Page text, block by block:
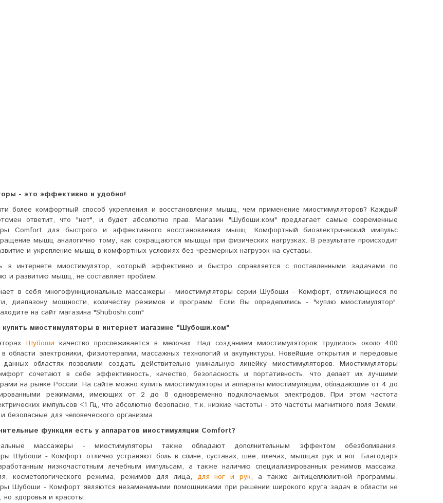
- это эффективно и удобно!
более комфортный способ укрепления и восстановления мышц, чем применение миостимуляторов? Каждый
ответит, что "нет", и будет абсолютно прав. Магазин "Шубоши.ком" предлагает самые современные
Comfort для быстрого и эффективного восстановления мышц. Комфортный биоэлектрический импульс
мышц аналогично тому, как сокращаются мышцы при физических нагрузках. В результате происходит
и укрепление мышц в комфортных условиях без чрезмерных нагрузок на суставы.
в интернете миостимулятор, который эффективно и быстро справляется с поставленными задачами по
и развитию мышц, не составляет проблем.
в себя многофункциональные массажеры - миостимуляторы серии Шубоши - Комфорт, отличающиеся по
диапазону мощности, количеству режимов и программ. Если Вы определились - "куплю миостимулятор",
на сайт магазина "Shuboshi.com"
миостимуляторы в интернет магазине "Шубоши.ком"
Шубоши качество прослеживается в мелочах. Над созданием миостимуляторов трудилось около 400
в области электроники, физиотерапии, массажных технологий и акупунктуры. Новейшие открытия и передовые
областях позволили создать действительно уникальную линейку миостимуляторов. Миостимуляторы
сочетают в себе эффективность, качество, безопасность и портативность, что делает их лучшими
на рынке России. На сайте можно купить миостимуляторы и аппараты миостимуляции, обладающие от 4 до
режимами, имеющих от 2 до 8 одновременно подключаемых электродов. При этом частота
импульсов <1 Гц, что абсолютно безопасно, т.к. низкие частоты - это частоты магнитного поля Земли,
безопасные для человеческого организма.
функции есть у аппаратов миостимуляции Comfort?
массажеры - миостимуляторы также обладают дополнительным эффектом обезболивания.
Шубоши - Комфорт отлично устраняют боль в спине, суставах, шее, плечах, мышцах рук и ног. Благодаря
низкочастотным лечебным импульсам, а также наличию специализированных режимов массажа,
косметологического режима, режимов для лица, для ног и рук, а также антицеллюлитной программы,
Шубоши - Комфорт являются незаменимыми помощниками при решении широкого круга задач в области не
но здоровья и красоты: